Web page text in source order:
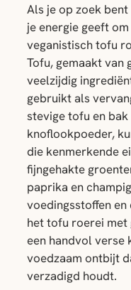
Als je op zoek
je energie geeft
veganistisch tofu
Tofu, gemaakt van
veelzijdig
gebruikt als
stevige tofu en
knoflookpoeder,
die kenmerkende
fijngehakte
paprika en
voedingsstoffen
het tofu roerei
een handvol verse
voedzaam ontbijt
verzadigd houdt.